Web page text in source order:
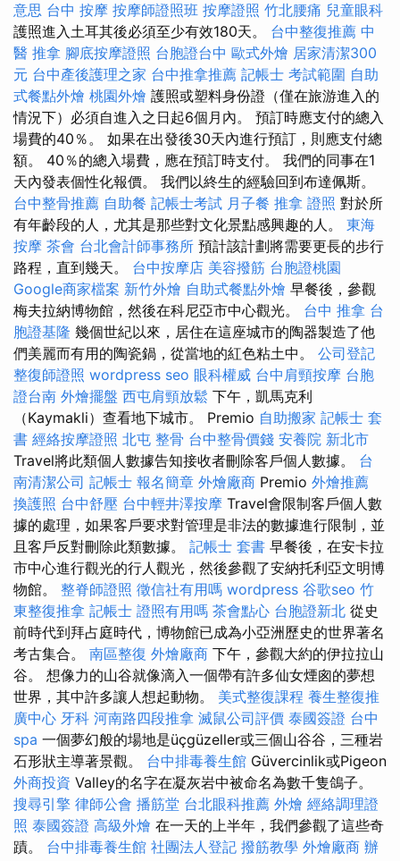
意思 台中 按摩 按摩師證照班 按摩證照 竹北腰痛 兒童眼科
護照進入土耳其後必須至少有效180天。 台中整復推薦 中
醫 推拿 腳底按摩證照 台胞證台中 歐式外燴 居家清潔300
元 台中產後護理之家 台中推拿推薦 記帳士 考試範圍 自助
式餐點外燴 桃園外燴 護照或塑料身份證（僅在旅游進入的
情況下）必須自進入之日起6個月內。 預訂時應支付的總入
場費的40％。 如果在出發後30天內進行預訂，則應支付總
額。 40％的總入場費，應在預訂時支付。 我們的同事在1
天內發表個性化報價。 我們以終生的經驗回到布達佩斯。
台中整骨推薦 自助餐 記帳士考試 月子餐 推拿 證照 對於所
有年齡段的人，尤其是那些對文化景點感興趣的人。 東海
按摩 茶會 台北會計師事務所 預計該計劃將需要更長的步行
路程，直到幾天。 台中按摩店 美容撥筋 台胞證桃園
Google商家檔案 新竹外燴 自助式餐點外燴 早餐後，參觀
梅夫拉納博物館，然後在科尼亞市中心觀光。 台中 推拿 台
胞證基隆 幾個世紀以來，居住在這座城市的陶器製造了他
們美麗而有用的陶瓷鍋，從當地的紅色粘土中。 公司登記
整復師證照 wordpress seo 眼科權威 台中肩頸按摩 台胞
證台南 外燴擺盤 西屯肩頸放鬆 下午，凱馬克利
（Kaymakli）查看地下城市。 Premio 自助搬家 記帳士 套
書 經絡按摩證照 北屯 整骨 台中整骨價錢 安養院 新北市
Travel將此類個人數據告知接收者刪除客戶個人數據。 台
南清潔公司 記帳士 報名簡章 外燴廠商 Premio 外燴推薦
換護照 台中舒壓 台中輕井澤按摩 Travel會限制客戶個人數
據的處理，如果客戶要求對管理是非法的數據進行限制，並
且客戶反對刪除此類數據。 記帳士 套書 早餐後，在安卡拉
市中心進行觀光的行人觀光，然後參觀了安納托利亞文明博
物館。 整脊師證照 徵信社有用嗎 wordpress 谷歌seo 竹
東整復推拿 記帳士 證照有用嗎 茶會點心 台胞證新北 從史
前時代到拜占庭時代，博物館已成為小亞洲歷史的世界著名
考古集合。 南區整復 外燴廠商 下午，參觀大約的伊拉拉山
谷。 想像力的山谷就像滴入一個帶有許多仙女煙囪的夢想
世界，其中許多讓人想起動物。 美式整復課程 養生整復推
廣中心 牙科 河南路四段推拿 滅鼠公司評價 泰國簽證 台中
spa 一個夢幻般的場地是üçgüzeller或三個山谷谷，三種岩
石形狀主導著景觀。 台中排毒養生館 Güvercinlik或Pigeon
外商投資 Valley的名字在凝灰岩中被命名為數千隻鴿子。
搜尋引擎 律師公會 播筋堂 台北眼科推薦 外燴 經絡調理證
照 泰國簽證 高級外燴 在一天的上半年，我們參觀了這些奇
蹟。 台中排毒養生館 社團法人登記 撥筋教學 外燴廠商 辦